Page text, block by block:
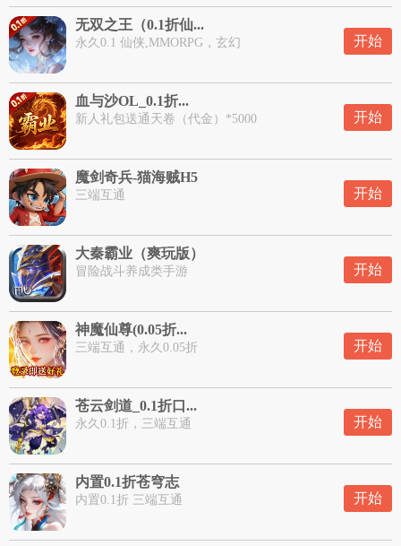
无双之王（0.1折仙...
永久0.1 仙侠,MMORPG，玄幻 开始
血与沙OL_0.1折...
新人礼包送通天卷（代金）*5000 开始
魔剑奇兵-猫海贼H5
三端互通 开始
大秦霸业（爽玩版）
冒险战斗养成类手游 开始
神魔仙尊(0.05折...
三端互通，永久0.05折 开始
苍云剑道_0.1折口...
永久0.1折，三端互通 开始
内置0.1折苍穹志
内置0.1折 三端互通 开始